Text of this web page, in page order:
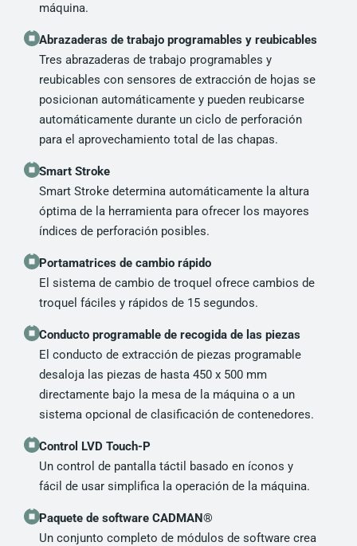
máquina.
Abrazaderas de trabajo programables y reubicables
Tres abrazaderas de trabajo programables y
reubicables con sensores de extracción de hojas se
posicionan automáticamente y pueden reubicarse
automáticamente durante un ciclo de perforación
para el aprovechamiento total de las chapas.
Smart Stroke
Smart Stroke determina automáticamente la altura
óptima de la herramienta para ofrecer los mayores
índices de perforación posibles.
Portamatrices de cambio rápido
El sistema de cambio de troquel ofrece cambios de
troquel fáciles y rápidos de 15 segundos.
Conducto programable de recogida de las piezas
El conducto de extracción de piezas programable
desaloja las piezas de hasta 450 x 500 mm
directamente bajo la mesa de la máquina o a un
sistema opcional de clasificación de contenedores.
Control LVD Touch-P
Un control de pantalla táctil basado en íconos y
fácil de usar simplifica la operación de la máquina.
Paquete de software CADMAN®
Un conjunto completo de módulos de software crea